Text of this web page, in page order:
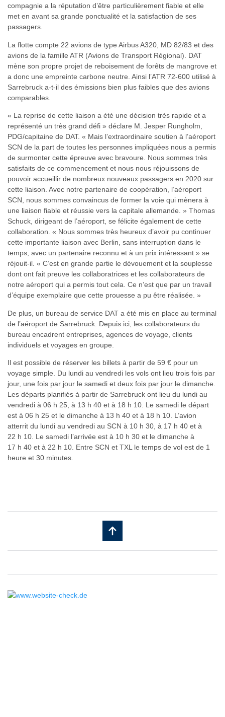
compagnie a la réputation d’être particulièrement fiable et elle
met en avant sa grande ponctualité et la satisfaction de ses
passagers.
La flotte compte 22 avions de type Airbus A320, MD 82/83 et des
avions de la famille ATR (Avions de Transport Régional). DAT
mène son propre projet de reboisement de forêts de mangrove et
a donc une empreinte carbone neutre. Ainsi l’ATR 72-600 utilisé à
Sarrebruck a-t-il des émissions bien plus faibles que des avions
comparables.
« La reprise de cette liaison a été une décision très rapide et a
représenté un très grand défi » déclare M. Jesper Rungholm,
PDG/capitaine de DAT. « Mais l’extraordinaire soutien à l’aéroport
SCN de la part de toutes les personnes impliquées nous a permis
de surmonter cette épreuve avec bravoure. Nous sommes très
satisfaits de ce commencement et nous nous réjouissons de
pouvoir accueillir de nombreux nouveaux passagers en 2020 sur
cette liaison. Avec notre partenaire de coopération, l’aéroport
SCN, nous sommes convaincus de former la voie qui mènera à
une liaison fiable et réussie vers la capitale allemande. » Thomas
Schuck, dirigeant de l’aéroport, se félicite également de cette
collaboration. « Nous sommes très heureux d’avoir pu continuer
cette importante liaison avec Berlin, sans interruption dans le
temps, avec un partenaire reconnu et à un prix intéressant » se
réjouit-il. « C’est en grande partie le dévouement et la souplesse
dont ont fait preuve les collaboratrices et les collaborateurs de
notre aéroport qui a permis tout cela. Ce n’est que par un travail
d’équipe exemplaire que cette prouesse a pu être réalisée. »
De plus, un bureau de service DAT a été mis en place au terminal
de l’aéroport de Sarrebruck. Depuis ici, les collaborateurs du
bureau encadrent entreprises, agences de voyage, clients
individuels et voyages en groupe.
Il est possible de réserver les billets à partir de 59 € pour un
voyage simple. Du lundi au vendredi les vols ont lieu trois fois par
jour, une fois par jour le samedi et deux fois par jour le dimanche.
Les départs planifiés à partir de Sarrebruck ont lieu du lundi au
vendredi à 06 h 25, à 13 h 40 et à 18 h 10. Le samedi le départ
est à 06 h 25 et le dimanche à 13 h 40 et à 18 h 10. L’avion
atterrit du lundi au vendredi au SCN à 10 h 30, à 17 h 40 et à
22 h 10. Le samedi l’arrivée est à 10 h 30 et le dimanche à
17 h 40 et à 22 h 10. Entre SCN et TXL le temps de vol est de 1
heure et 30 minutes.